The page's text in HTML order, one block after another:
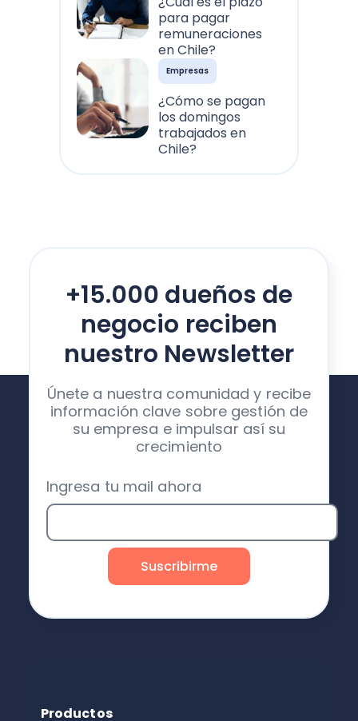
para pagar
remuneraciones
en Chile?
Empresas
¿Cómo se pagan
los domingos
trabajados en
Chile?
+15.000 dueños de
negocio reciben
nuestro Newsletter
Únete a nuestra comunidad y recibe
información clave sobre gestión de
su empresa e impulsar así su
crecimiento
Ingresa tu mail ahora
Productos